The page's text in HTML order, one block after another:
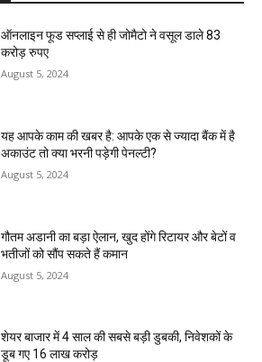
ऑनलाइन फूड सप्‍लाई से ही जोमैटो ने वसूल डाले 83
करोड़ रुपए
August 5, 2024
यह आपके काम की खबर है: आपके एक से ज्यादा बैंक में है
अकाउंट तो क्या भरनी पड़ेगी पेनल्टी?
August 5, 2024
गौतम अडानी का बड़ा ऐलान, खुद होंगे रिटायर और बेटों व
भतीजों को सौंप सकते हैं कमान
August 5, 2024
शेयर बाजार में 4 साल की सबसे बड़ी डुबकी, निवेशकों के
डूब गए 16 लाख करोड़